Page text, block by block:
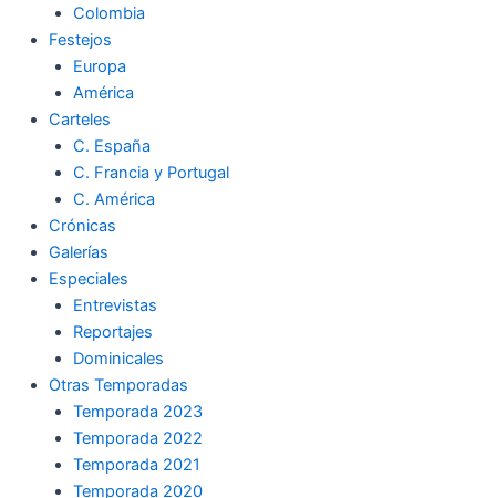
Colombia
Festejos
Europa
América
Carteles
C. España
C. Francia y Portugal
C. América
Crónicas
Galerías
Especiales
Entrevistas
Reportajes
Dominicales
Otras Temporadas
Temporada 2023
Temporada 2022
Temporada 2021
Temporada 2020